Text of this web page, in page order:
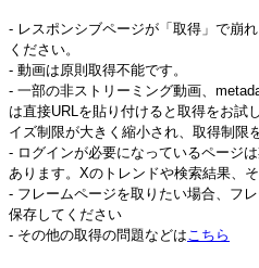
- レスポンシブページが「取得」で崩
ください。
- 動画は原則取得不能です。
- 一部の非ストリーミング動画、
は直接URLを貼り付けると取得をお試
イズ制限が大きく縮小され、取得制限
- ログインが必要になっているページ
あります。Xのトレンドや検索結果、そ
- フレームページを取りたい場合、フ
保存してください
- その他の取得の問題などはこちら